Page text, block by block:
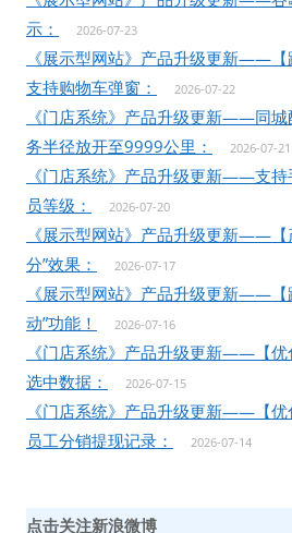
示：
2026-07-23
《展示型网站》产品升级更新——
支持购物车弹窗：
2026-07-22
《门店系统》产品升级更新——同
务半径放开至9999公里：
2026-07-21
《门店系统》产品升级更新——支
员等级：
2026-07-20
《展示型网站》产品升级更新——【
分”效果：
2026-07-17
《展示型网站》产品升级更新——【
动”功能！
2026-07-16
《门店系统》产品升级更新——【
选中数据：
2026-07-15
《门店系统》产品升级更新——【
员工分销提现记录：
2026-07-14
点击关注新浪微博